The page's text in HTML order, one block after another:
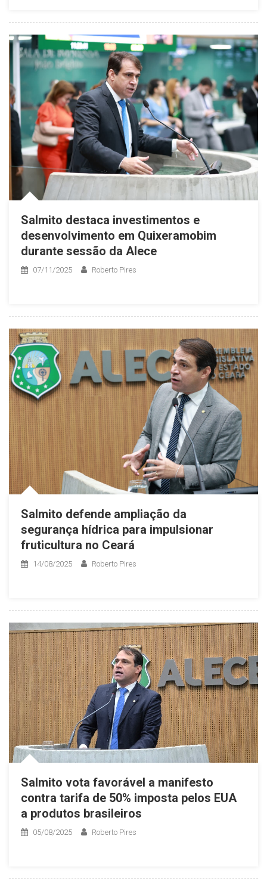
Salmito destaca investimentos e
desenvolvimento em Quixeramobim
durante sessão da Alece
07/11/2025 Roberto Pires
Salmito defende ampliação da
segurança hídrica para impulsionar
fruticultura no Ceará
14/08/2025 Roberto Pires
Salmito vota favorável a manifesto
contra tarifa de 50% imposta pelos EUA
a produtos brasileiros
05/08/2025 Roberto Pires